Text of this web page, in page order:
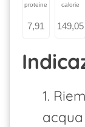
proteine
7,91
calorie
149,05
1.